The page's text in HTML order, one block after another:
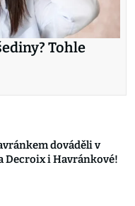
Tohle
dováděli v
Decroix i Havránkové!